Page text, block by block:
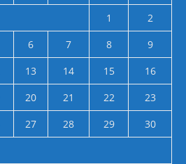
1
2
6 7 8
9
13 14 15
16
20 21 22
23
27 28 29
30